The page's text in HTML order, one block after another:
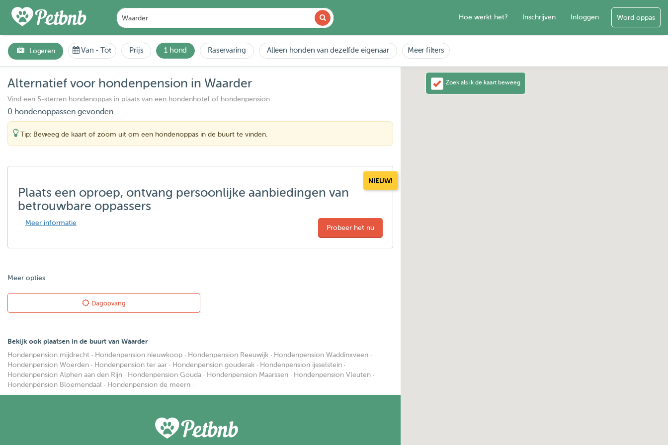
Hoe werkt het? Inschrijven Inloggen Word oppas
Logeren Van -Tot Prijs 1 hond Raservaring Alleen honden van dezelfde eigenaar Meer filters
Alternatief voor hondenpension in Waarder
Vind een 5-sterren hondenoppas in plaats van een hondenhotel of hondenpension
0 hondenoppassen gevonden
Tip: Beweeg de kaart of zoom uit om een hondenoppas in de buurt te vinden.
NIEUW!
Plaats een oproep, ontvang persoonlijke aanbiedingen van
betrouwbare oppassers
Meer informatie
Probeer het nu
Meer opties:
Dagopvang
Bekijk ook plaatsen in de buurt van Waarder
Hondenpension mijdrecht · Hondenpension nieuwkoop · Hondenpension Reeuwijk · Hondenpension Waddinxveen ·
Hondenpension Woerden · Hondenpension ter aar · Hondenpension gouderak · Hondenpension ijsselstein ·
Hondenpension Alphen aan den Rijn · Hondenpension Gouda · Hondenpension Maarssen · Hondenpension Vleuten ·
Hondenpension Bloemendaal · Hondenpension de meern ·
Zoek als ik de kaart beweeg